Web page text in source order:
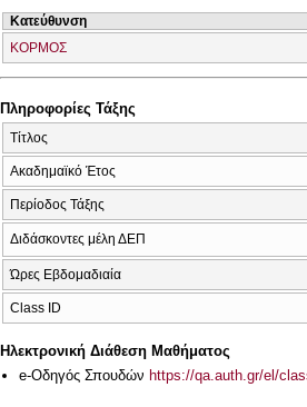
Κατεύθυνση
ΚΟΡΜΟΣ
Πληροφορίες Τάξης
Τίτλος
Ακαδημαϊκό Έτος
Περίοδος Τάξης
Διδάσκοντες μέλη ΔΕΠ
Ώρες Εβδομαδιαία
Class ID
Ηλεκτρονική Διάθεση Μαθήματος
e-Οδηγός Σπουδών https://qa.auth.gr/el/